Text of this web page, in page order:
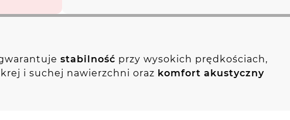
stabilność przy wysokich prędkościach,
i suchej nawierzchni oraz komfort akustyczny